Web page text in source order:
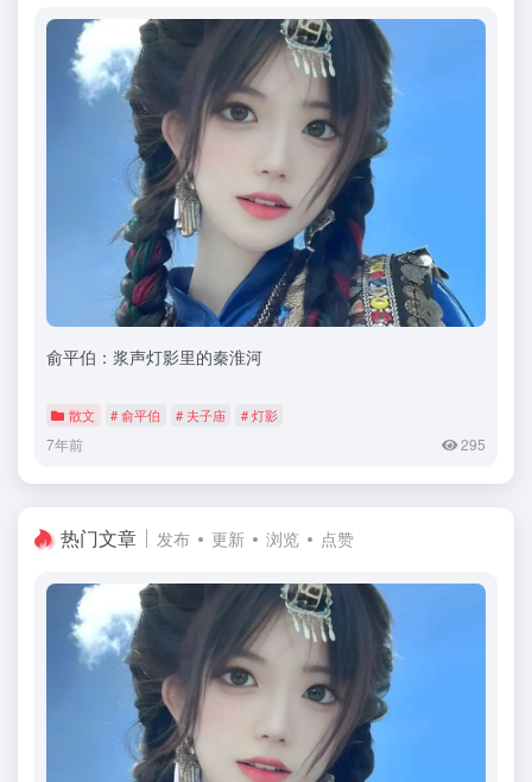
俞平伯：浆声灯影里的秦淮河
散文 # 俞平伯 # 夫子庙 # 灯影
7年前 295
热门文章 发布 更新 浏览 点赞